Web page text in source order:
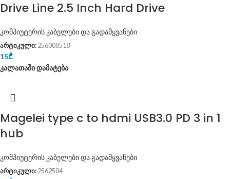
Drive Line 2.5 Inch Hard Drive
კომპიუტერის კაბელები და გადამყვანები
არტიკული: 256000518
15₾
კალათაში დამატება
Magelei type c to hdmi USB3.0 PD 3 in 1
hub
კომპიუტერის კაბელები და გადამყვანები
არტიკული: 2562504